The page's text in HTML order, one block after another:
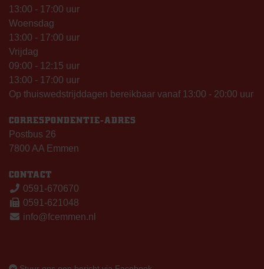
13:00 - 17:00 uur
Woensdag
13:00 - 17:00 uur
Vrijdag
09:00 - 12:15 uur
13:00 - 17:00 uur
Op thuiswedstrijddagen bereikbaar vanaf 13:00 - 20:00 uur
CORRESPONDENTIE-ADRES
Postbus 26
7800 AA Emmen
CONTACT
0591-670670
0591-621048
info@fcemmen.nl